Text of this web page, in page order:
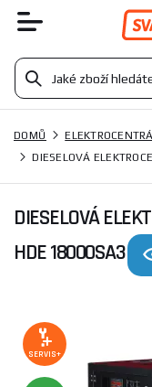
DOMŮ
DIESELOVÁ
DIESELOVÁ
HDE 18000SA3
SERVIS+